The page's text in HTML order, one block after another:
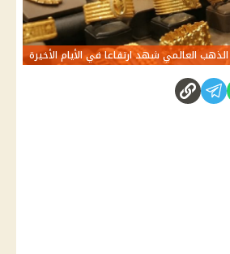
العالمي شهد ارتفاعا في الأيام الأخيرة